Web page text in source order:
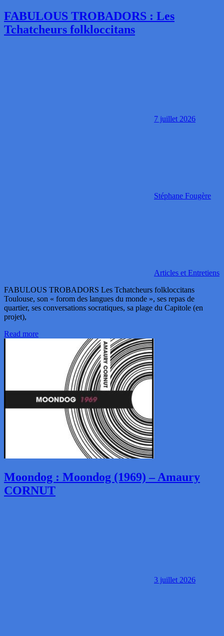
FABULOUS TROBADORS : Les
Tchatcheurs folkloccitans
7 juillet 2026
Stéphane Fougère
Articles et Entretiens
FABULOUS TROBADORS Les Tchatcheurs folkloccitans
Toulouse, son « forom des langues du monde », ses repas de
quartier, ses conversations socratiques, sa plage du Capitole (en
projet),
Read more
Moondog : Moondog (1969) – Amaury
CORNUT
3 juillet 2026